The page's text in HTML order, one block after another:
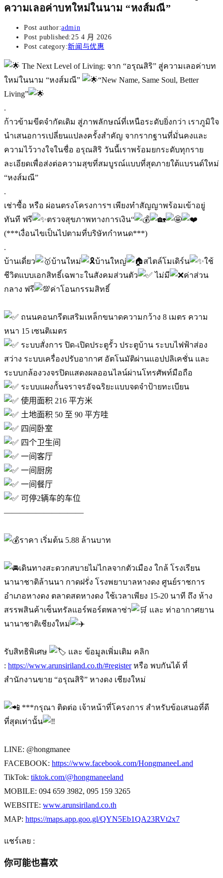
ความเลอค่าบทใหม่ในนาม “หงส์มณี”
Post author:admin
Post published:25 4 月 2026
Post category:新闻与优惠
The Next Level of Living: จาก “อรุณสิริ” สู่ความเลอค่าบท
ใหม่ในนาม “หงส์มณี”
“New Name, Same Soul, Better
Living”
.
​ก้าวข้ามขีดจำกัดเดิม สู่ภาพลักษณ์ที่เหนือระดับยิ่งกว่า เราภูมิใจ
นำเสนอการเปลี่ยนแปลงครั้งสำคัญ จากรากฐานที่มั่นคงและ
ความไว้วางใจในชื่อ อรุณสิริ วันนี้เราพร้อมยกระดับทุกราย
ละเอียดเพื่อส่งต่อความสุขที่สมบูรณ์แบบที่สุดภายใต้แบรนด์ใหม่
“หงส์มณี”
.
เช่าซื้อ หรือ ผ่อนตรงโครงการฯ เพียงทำสัญญาพร้อมเข้าอยู่
ทันที ฟรี
ตรวจสุขภาพทางการเงิน“
(***เงื่อนไขเป็นไปตามที่บริษัทกำหนด***)
.
บ้านเดี่ยว
บ้านใหม่ บ้านใหญ่ สไตล์โมเดิร์น
ใช้
ชีวิตแบบเอกสิทธิ์เฉพาะในสังคมส่วนตัว
ไม่มี
ค่าส่วน
กลาง ฟรี
ค่าโอนกรรมสิทธิ์
ถนนคอนกรีตเสริมเหล็กขนาดความกว้าง 8 เมตร ความ
หนา 15 เซนติเมตร
ระบบสั่งการ ปิด-เปิดประตูรั้ว ประตูบ้าน ระบบไฟฟ้าส่อง
สว่าง ระบบเครื่องปรับอากาศ อัตโนมัติผ่านแอปปลิเคชั่น และ
ระบบกล้องวงจรปิดแสดงผลออนไลน์ผ่านโทรศัพท์มือถือ
ระบบแผงกั้นจราจรอัจฉริยะแบบจดจำป้ายทะเบียน
使用面积 216 平方米
土地面积 50 至 90 平方哇
四间卧室
四个卫生间
一间客厅
一间厨房
一间餐厅
可停2辆车的车位
——————————
ราคา เริ่มต้น 5.88 ล้านบาท
เดินทางสะดวกสบายไม่ไกลจากตัวเมือง ใกล้ โรงเรียน
นานาชาติล้านนา กาดฝรั่ง โรงพยาบาลหางดง ศูนย์ราชการ
อำเภอหางดง ตลาดสดหางดง ใช้เวลาเพียง 15-20 นาที ถึง ห้าง
สรรพสินค้าเซ็นทรัลแอร์พอร์ตพลาซ่า
และ ท่าอากาศยาน
นานาชาติเชียงใหม่
รับสิทธิพิเศษ
และ ข้อมูลเพิ่มเติม คลิก
: https://www.arunsiriland.co.th/#registerหรือ พบกันได้ ที่
สำนักงานขาย “อรุณสิริ” หางดง เชียงใหม่
***กรุณา ติดต่อ เจ้าหน้าที่โครงการ สำหรับข้อเสนอที่ดี
ที่สุดเท่านั้น
LINE: @hongmanee
FACEBOOK: https://www.facebook.com/HongmaneeLand
TikTok: tiktok.com/@hongmaneeland
MOBILE: 094 659 3982, 095 159 3265
WEBSITE: www.arunsiriland.co.th
MAP: https://maps.app.goo.gl/QYN5Eb1QA23RVt2x7
แชร์เลย :
你可能也喜欢